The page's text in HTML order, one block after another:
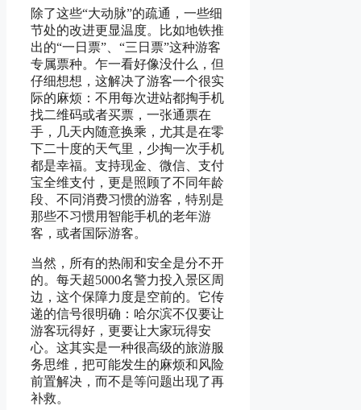
除了这些“大动脉”的疏通，一些细
节处的改进更显温度。比如地铁推
出的“一日票”、“三日票”这种游客
专属票种。乍一看好像没什么，但
仔细想想，这解决了游客一个很实
际的麻烦：不用每次进站都掏手机
找二维码或者买票，一张通票在
手，几天内随意换乘，尤其是在零
下二十度的天气里，少掏一次手机
都是幸福。支持现金、微信、支付
宝全维支付，更是照顾了不同年龄
段、不同消费习惯的游客，特别是
那些不习惯用智能手机的老年游
客，或者国际游客。
当然，所有的热闹和安全是分不开
的。每天超5000名警力投入景区周
边，这个保障力度是空前的。它传
递的信号很明确：哈尔滨不仅要让
游客玩得好，更要让大家玩得安
心。这其实是一种很高级的旅游服
务思维，把可能发生的麻烦和风险
前置解决，而不是等问题出现了再
补救。